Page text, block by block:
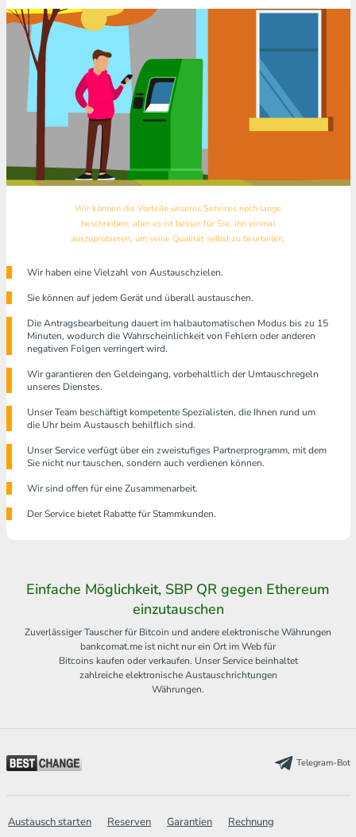
Wir können die Vorteile unseres Services noch lange
beschreiben, aber es ist besser für Sie, ihn einmal
auszuprobieren, um seine Qualität selbst zu beurteilen.
Wir haben eine Vielzahl von Austauschzielen.
Sie können auf jedem Gerät und überall austauschen.
Die Antragsbearbeitung dauert im halbautomatischen Modus bis zu 15
Minuten, wodurch die Wahrscheinlichkeit von Fehlern oder anderen
negativen Folgen verringert wird.
Wir garantieren den Geldeingang, vorbehaltlich der Umtauschregeln
unseres Dienstes.
Unser Team beschäftigt kompetente Spezialisten, die Ihnen rund um
die Uhr beim Austausch behilflich sind.
Unser Service verfügt über ein zweistufiges Partnerprogramm, mit dem
Sie nicht nur tauschen, sondern auch verdienen können.
Wir sind offen für eine Zusammenarbeit.
Der Service bietet Rabatte für Stammkunden.
Einfache Möglichkeit, SBP QR gegen Ethereum
einzutauschen
Zuverlässiger Tauscher für Bitcoin und andere elektronische Währungen
bankcomat.me ist nicht nur ein Ort im Web für
Bitcoins kaufen oder verkaufen. Unser Service beinhaltet
zahlreiche elektronische Austauschrichtungen
Währungen.
Telegram-Bot
Austausch starten Reserven Garantien
Rechnung